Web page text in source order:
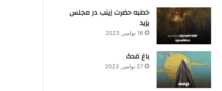
خطبه حضرت زینب در مجلس
یزید
16 نوامبر, 2023
باغ فدک
27 نوامبر, 2023